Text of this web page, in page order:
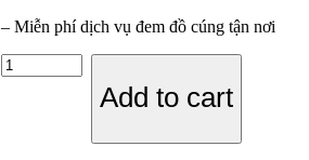
– Miễn phí dịch vụ đem đồ cúng tận nơi
GIỎ
TRÁI
Add to cart